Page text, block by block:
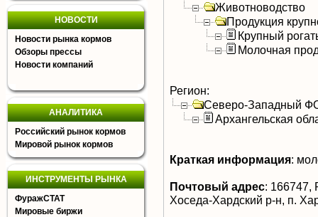
НОВОСТИ
Новости рынка кормов
Обзоры прессы
Новости компаний
АНАЛИТИКА
Российский рынок кормов
Мировой рынок кормов
ИНСТРУМЕНТЫ РЫНКА
ФуражСТАТ
Мировые биржи
Животноводство
Продукция
Крупный
Молочная
Регион:
Северо-Западный
Архангельская
Краткая информация:
Почтовый адрес: 166747,
Хоседа-Хардский р-н, п.